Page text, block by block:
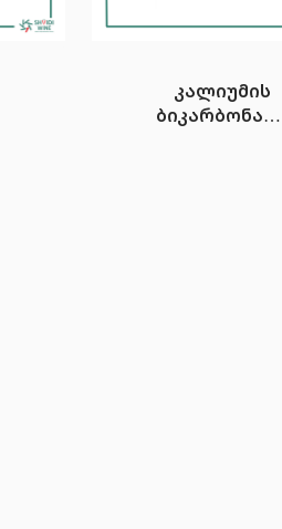
კალიუმის
ბიკარბონატი